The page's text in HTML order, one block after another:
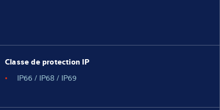
Classe de protection IP
IP66 / IP68 / IP69